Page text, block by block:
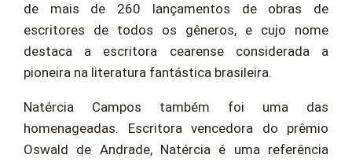
de mais de 260 lançamentos de obras de
escritores de todos os gêneros, e cujo nome
destaca a escritora cearense considerada a
pioneira na literatura fantástica brasileira.
Natércia Campos também foi uma das
homenageadas. Escritora vencedora do prêmio
Oswald de Andrade, Natércia é uma referência